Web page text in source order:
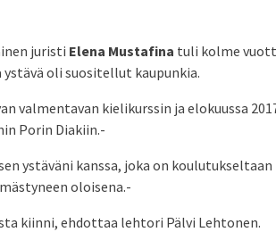
juristi Elena Mustafina tuli kolme
ystävä oli suositellut kaupunkia.
valmentavan kielikurssin ja elokuussa
Porin Diakiin.-
ystäväni kanssa, joka on
oloisena.-
kiinni, ehdottaa lehtori Pälvi Lehtonen.